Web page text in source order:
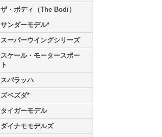
ザ・ボディ（The Bodi）
サンダーモデル*
スーパーウイングシリーズ
スケール・モータースポー
ト
スパラッハ
ズベズダ*
タイガーモデル
ダイナモモデルズ